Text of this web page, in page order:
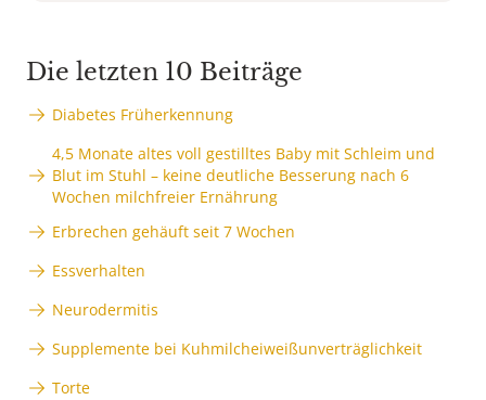
Die letzten 10 Beiträge
Diabetes Früherkennung
4,5 Monate altes voll gestilltes Baby mit Schleim und
Blut im Stuhl – keine deutliche Besserung nach 6
Wochen milchfreier Ernährung
Erbrechen gehäuft seit 7 Wochen
Essverhalten
Neurodermitis
Supplemente bei Kuhmilcheiweißunverträglichkeit
Torte